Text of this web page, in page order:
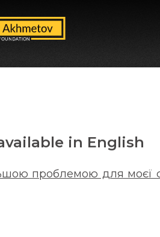
in English
проблемою для моєї